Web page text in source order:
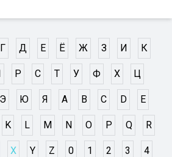
Г Д Е Ё Ж З И К
Р С Т У Ф Х Ц
Э Ю Я A B C D E
K L M N O P Q R
X Y Z 0 1 2 3 4